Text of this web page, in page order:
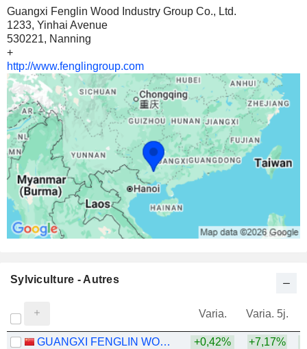
Guangxi Fenglin Wood Industry Group Co., Ltd.
1233, Yinhai Avenue
530221, Nanning
+
http://www.fenglingroup.com
Sylviculture - Autres
Varia. Varia. 5j.
GUANGXI FENGLIN WOOD INDUSTRY GROUP CO.,LTD +0,42% +7,17%